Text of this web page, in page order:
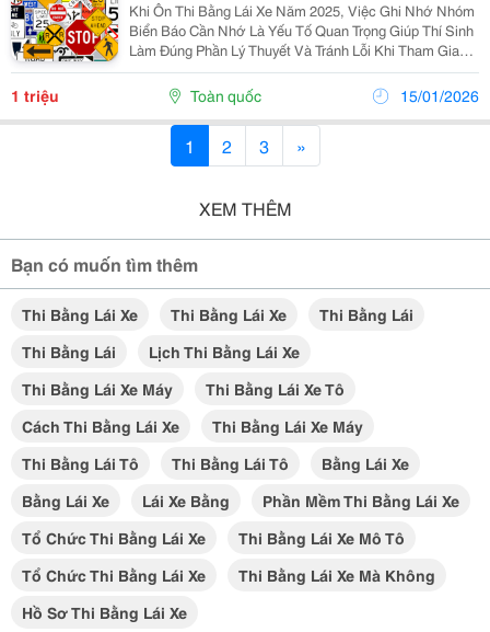
Khi Ôn Thi Bằng Lái Xe Năm 2025, Việc Ghi Nhớ Nhóm
Biển Báo Cần Nhớ Là Yếu Tố Quan Trọng Giúp Thí Sinh
Làm Đúng Phần Lý Thuyết Và Tránh Lỗi Khi Tham Gia
Giao Thông Thực Tế. Nhằm Hỗ Trợ Học Viên Học
Nhanh &Ndash; Nhớ Lâu, Trung Tâm Đào Tạo Lái Xe
1 triệu Toàn quốc 15/01/2026
1 2 3 »
XEM THÊM
Bạn có muốn tìm thêm
Thi Bằng Lái Xe Thi Bằng Lái Xe
Thi Bằng Lái
Thi Bằng Lái
Lịch Thi Bằng Lái Xe
Thi Bằng Lái Xe Máy
Thi Bằng Lái Xe Tô
Cách Thi Bằng Lái Xe
Thi Bằng Lái Xe Máy
Thi Bằng Lái Tô
Thi Bằng Lái Tô
Bằng Lái Xe
Bằng Lái Xe
Lái Xe Bằng
Phần Mềm Thi Bằng Lái Xe
Tổ Chức Thi Bằng Lái Xe
Thi Bằng Lái Xe Mô Tô
Tổ Chức Thi Bằng Lái Xe
Thi Bằng Lái Xe Mà Không
Hồ Sơ Thi Bằng Lái Xe